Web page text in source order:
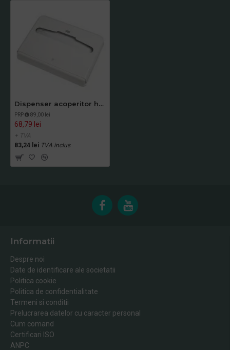
Dispenser acoperitor hartie pentru colac WC, Tork
PRP 89,00 lei
68,79 lei
+ TVA
83,24 lei TVA inclus
Informatii
Despre noi
Date de identificare ale societatii
Politica cookie
Politica de confidentialitate
Termeni si conditii
Prelucrarea datelor cu caracter personal
Cum comand
Certificari ISO
ANPC